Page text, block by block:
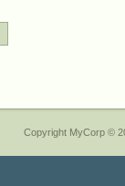
Copyright MyCorp ©